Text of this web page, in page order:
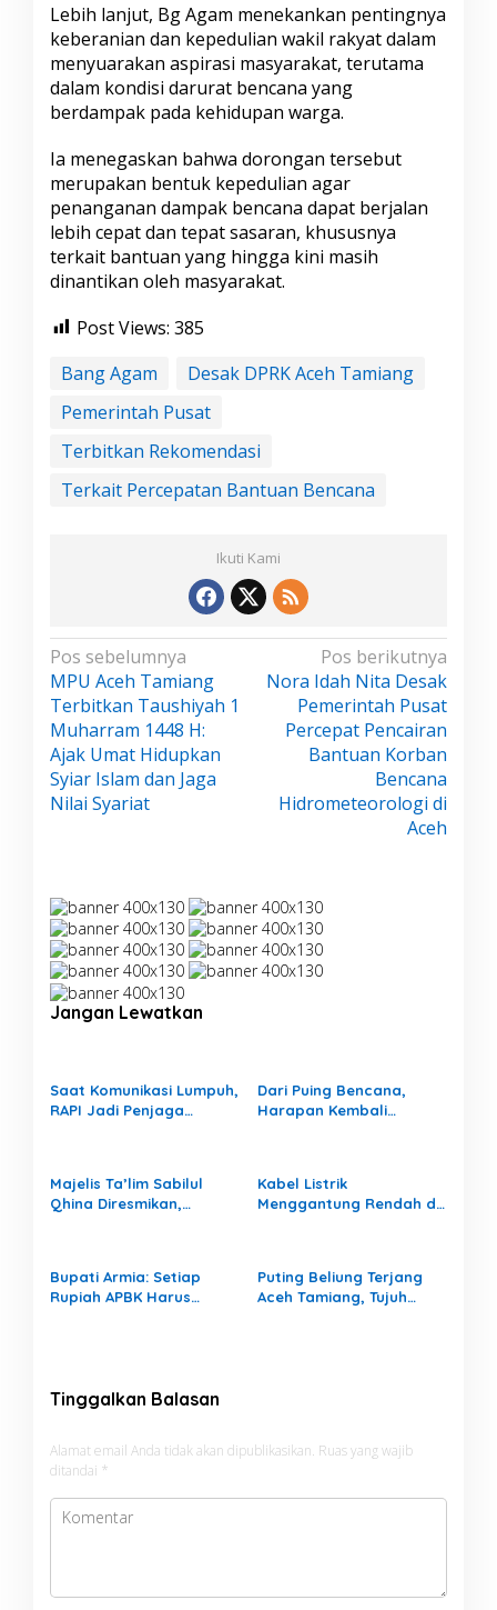
e
r
b
i
t
k
n
R
e
k
o
m
n
a
i
e
e
e
a
h
a
t
Lebih lanjut, Bg Agam menekankan pentingnya
keberanian dan kepedulian wakil rakyat dalam
menyuarakan aspirasi masyarakat, terutama
dalam kondisi darurat bencana yang
berdampak pada kehidupan warga.
Ia menegaskan bahwa dorongan tersebut
merupakan bentuk kepedulian agar
penanganan dampak bencana dapat berjalan
lebih cepat dan tepat sasaran, khususnya
terkait bantuan yang hingga kini masih
dinantikan oleh masyarakat.
Post Views: 385
Bang Agam
Desak DPRK Aceh Tamiang
Pemerintah Pusat
Terbitkan Rekomendasi
Terkait Percepatan Bantuan Bencana
Ikuti Kami
N
a
v
i
g
a
p
o
s
Pos sebelumnya
MPU Aceh Tamiang
Terbitkan Taushiyah 1
Muharram 1448 H:
Ajak Umat Hidupkan
Syiar Islam dan Jaga
Nilai Syariat
Pos berikutnya
Nora Idah Nita Desak
Pemerintah Pusat
Percepat Pencairan
Bantuan Korban
Bencana
Hidrometeorologi di
Aceh
Jangan Lewatkan
Saat Komunikasi Lumpuh,
RAPI Jadi Penjaga
Dari Puing Bencana,
Harapan Kembali
Majelis Ta’lim Sabilul
Qhina Diresmikan,
Generasi Muda
Kabel Listrik
Menggantung Rendah di
Bupati Armia: Setiap
Rupiah APBK Harus
Puting Beliung Terjang
Aceh Tamiang, Tujuh
Tinggalkan Balasan
Alamat email Anda tidak akan dipublikasikan. Ruas yang wajib
ditandai *